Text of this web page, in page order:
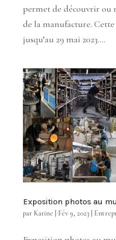
permet de découvrir ou
de la manufacture.
jusqu’au 29 mai 2023....
Exposition photos au
par Karine Fév 9, 2023